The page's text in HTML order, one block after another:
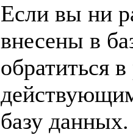
Если вы ни
внесены в
обратиться
базу данных.